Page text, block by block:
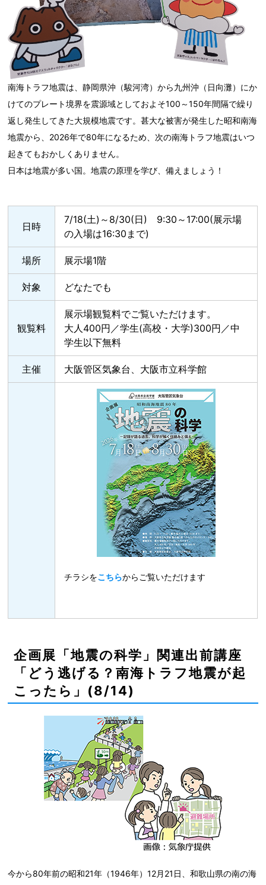
南海トラフ地震は、静岡県沖（駿河湾）から九州沖（日向灘）にか
けてのプレート境界を震源域としておよそ100～150年間隔で繰り
返し発生してきた大規模地震です。甚大な被害が発生した昭和南海
地震から、2026年で80年になるため、次の南海トラフ地震はいつ
起きてもおかしくありません。
日本は地震が多い国。地震の原理を学び、備えましょう！
日時
7/18(土)～8/30(日) 9:30～17:00(展示場
の入場は16:30まで)
場所 展示場1階
対象 どなたでも
観覧料
展示場観覧料でご覧いただけます。
大人400円／学生(高校・大学)300円／中
学生以下無料
主催 大阪管区気象台、大阪市立科学館
チラシをこちらからご覧いただけます
企画展「地震の科学」関連出前講座
「どう逃げる？南海トラフ地震が起
こったら」(8/14)
今から80年前の昭和21年（1946年）12月21日、和歌山県の南の海